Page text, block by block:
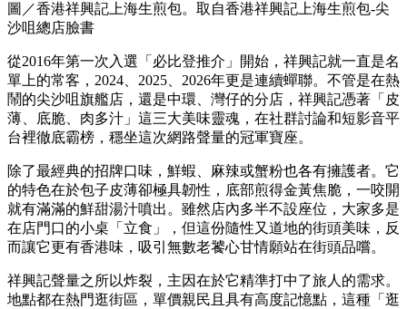
圖／香港祥興記上海生煎包。取自香港祥興記上海生煎包-尖
沙咀總店臉書
從2016年第一次入選「必比登推介」開始，祥興記就一直是名
單上的常客，2024、2025、2026年更是連續蟬聯。不管是在熱
鬧的尖沙咀旗艦店，還是中環、灣仔的分店，祥興記憑著「皮
薄、底脆、肉多汁」這三大美味靈魂，在社群討論和短影音平
台裡徹底霸榜，穩坐這次網路聲量的冠軍寶座。
除了最經典的招牌口味，鮮蝦、麻辣或蟹粉也各有擁護者。它
的特色在於包子皮薄卻極具韌性，底部煎得金黃焦脆，一咬開
就有滿滿的鮮甜湯汁噴出。雖然店內多半不設座位，大家多是
在店門口的小桌「立食」，但這份隨性又道地的街頭美味，反
而讓它更有香港味，吸引無數老饕心甘情願站在街頭品嚐。
祥興記聲量之所以炸裂，主因在於它精準打中了旅人的需求。
地點都在熱門逛街區，單價親民且具有高度記憶點，這種「逛